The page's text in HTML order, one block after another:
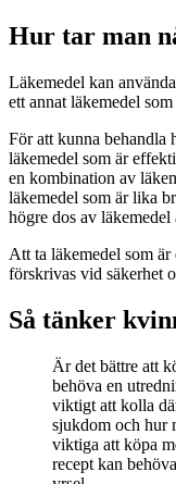
Hur tar man
Läkemedel kan
ett annat läkemedel
För att kunna behandla
läkemedel som är
en kombination av
läkemedel som är lika
högre dos av läkemedel
Att ta läkemedel som
förskrivas vid säkerhet
Så tänker
Är det bättre att
behöva en
viktigt att kolla
sjukdom och hur
viktiga att köpa
recept kan